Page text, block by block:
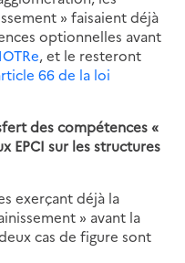
» faisaient déjà
optionnelles avant
, et le resteront
66 de la loi
des compétences «
EPCI sur les structures
exerçant déjà la
» avant la
cas de figure sont